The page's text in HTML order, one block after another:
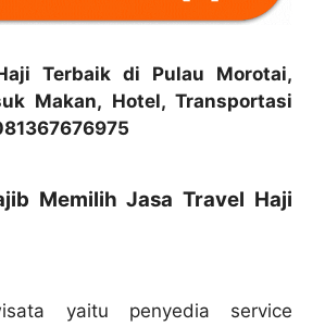
Terbaik di Pulau Morotai,
Makan, Hotel, Transportasi
Memilih Jasa Travel Haji
yaitu penyedia service